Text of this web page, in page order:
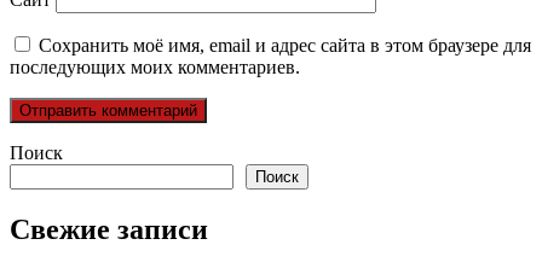
Сохранить моё имя, email и адрес сайта в этом браузере для
последующих моих комментариев.
Поиск
Поиск
Свежие записи